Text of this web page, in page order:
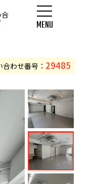
合
MENU
合わせ番号： 29485